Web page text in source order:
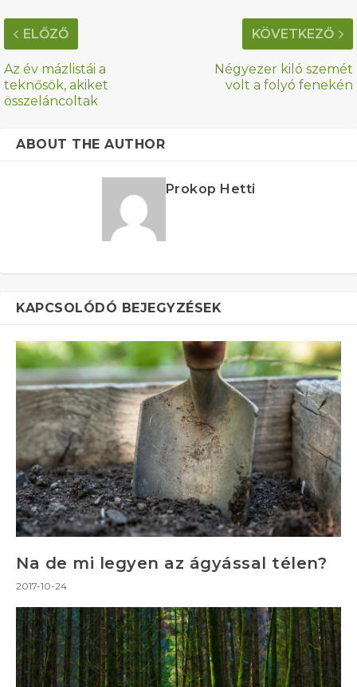
ELŐZŐ
Az év mázlistái a
teknősök, akiket
összeláncoltak
KÖVETKEZŐ
Négyezer kiló szemét
volt a folyó fenekén
ABOUT THE AUTHOR
Prokop Hetti
KAPCSOLÓDÓ BEJEGYZÉSEK
Na de mi legyen az ágyással télen?
2017-10-24